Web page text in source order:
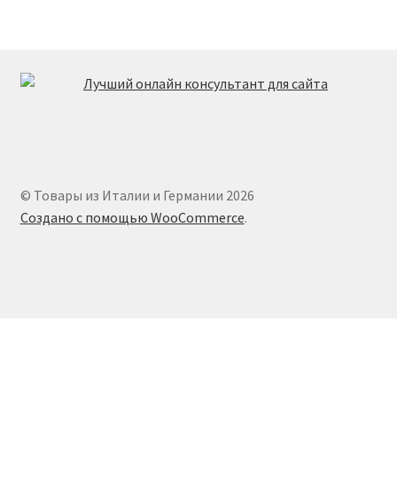
© Товары из Италии и Германии 2026
Создано с помощью WooCommerce.